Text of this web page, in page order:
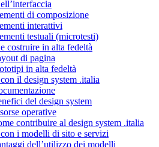
di composizione
interattivi
testuali (microtesti)
costruire in alta fedeltà
di pagina
in alta fedeltà
il design system .italia
del design system
operative
contribuire al design system .italia
i modelli di sito e servizi
dell’utilizzo dei modelli